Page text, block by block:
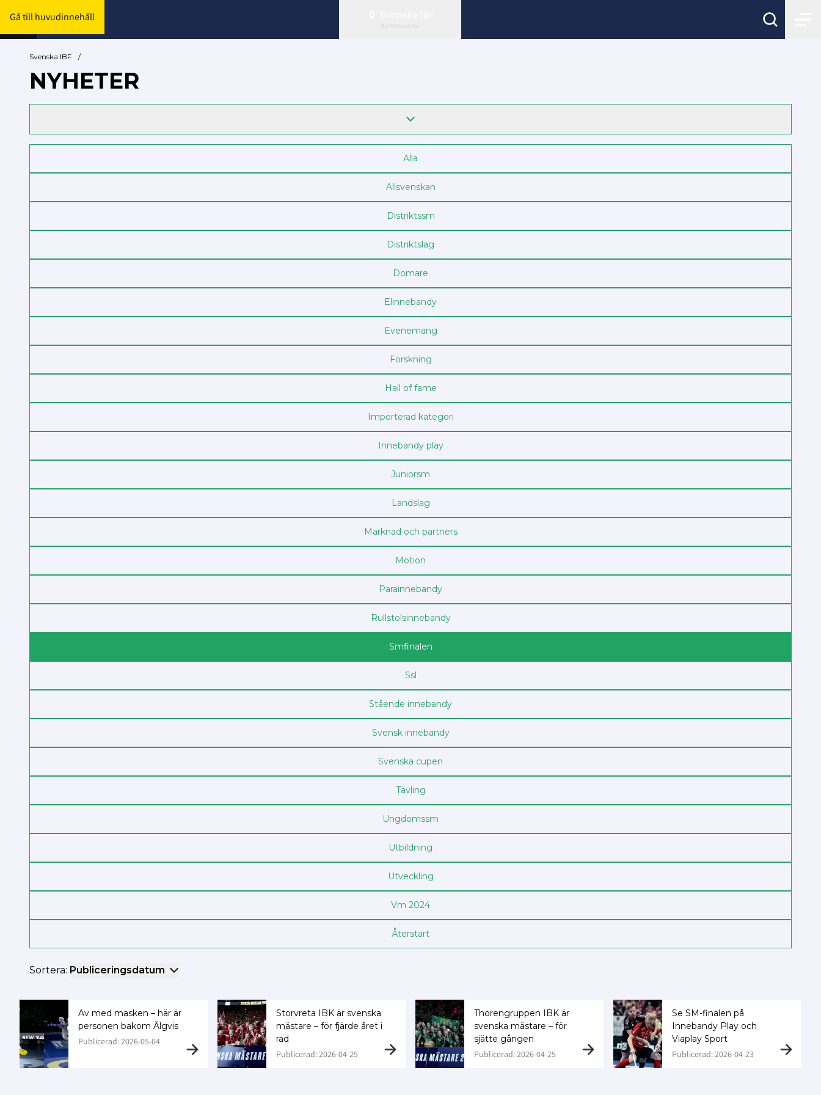
Gå till huvudinnehåll
Byt förbund här
Svenska IBF /
NYHETER
Alla
Allsvenskan
Distrikts­sm
Distriktslag
Domare
Elinnebandy
Evenemang
Forskning
Hall of fame
Importerad kategori
Innebandy play
Junior­sm
Landslag
Marknad och partners
Motion
Para­innebandy
Rullstols­innebandy
Sm­finalen
Ssl
Stående innebandy
Svensk innebandy
Svenska cupen
Tävling
Ungdoms­sm
Utbildning
Utveckling
Vm 2024
Återstart
Sortera: Publiceringsdatum
Av med masken – här är
personen bakom Älgvis
Publicerad: 2026-05-04
Storvreta IBK är svenska
mästare – för fjärde året i
rad
Publicerad: 2026-04-25
Thorengruppen IBK är
svenska mästare – för
sjätte gången
Publicerad: 2026-04-25
Se SM-finalen på
Innebandy Play och
Viaplay Sport
Publicerad: 2026-04-23